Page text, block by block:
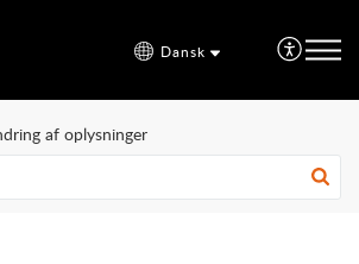
Dansk
af oplysninger